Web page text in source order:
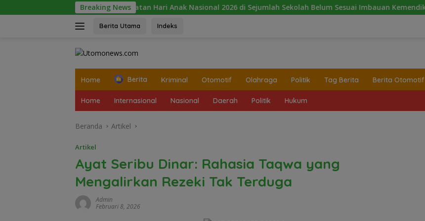
ke
Breaking News
Peringatan Hari Anak Nasional 2026 di Sejumlah Sekolah Belum Sesuai Imbauan Kemendikdasmen
Berita Utama Indeks
Home Berita Kriminal Otomotif Olahraga Politik Tag Berita Berita Otomotif
Home Internasional Nasional Daerah Politik Hukum
Beranda Artikel
Artikel
Ayat Seribu Dinar: Rahasia Taqwa yang
Mengalirkan Rezeki Tak Terduga
Admin
Februari 8, 2026